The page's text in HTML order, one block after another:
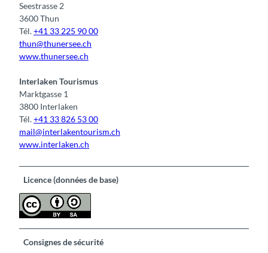
Seestrasse 2
3600 Thun
Tél.+41 33 225 90 00
thun@thunersee.ch
www.thunersee.ch
Interlaken Tourismus
Marktgasse 1
3800 Interlaken
Tél.+41 33 826 53 00
mail@interlakentourism.ch
www.interlaken.ch
Licence (données de base)
Consignes de sécurité